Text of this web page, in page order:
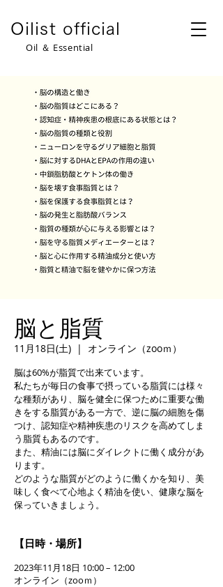
​Oilist official
​Oil ＆ Essential
脳と脂質
11月18日(土)
  |
オンライン（zooｍ）
脳は60%が脂質で出来ています。
私たちが毎日の食事で摂っている脂質には様々
な種類があり、脳を健全に保つために重要な働
きをする脂質がある一方で、逆に脳の細胞を傷
つけ、認知症や精神疾患のリスクを高めてしま
う脂質もあるのです。
また、精油には脳にダイレクトに働く成分があ
ります。
どのような脂質がどのように働くかを知り、美
味しく食べて心地よく精油を使い、健康な脳を
【日時・場所】
2023年11月18日 10:00 – 12:00
オンライン（zooｍ）